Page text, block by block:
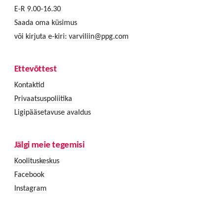
E-R 9.00-16.30
Saada oma küsimus
või kirjuta e-kiri: varviliin@ppg.com
Ettevõttest
Kontaktid
Privaatsuspoliitika
Ligipääsetavuse avaldus
Jälgi meie tegemisi
Koolituskeskus
Facebook
Instagram